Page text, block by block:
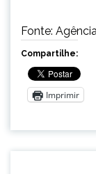
Fonte:
Compartilhe:
Imprimir